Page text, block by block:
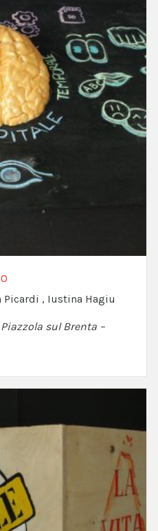
Picardi , Iustina Hagiu
sul Brenta –